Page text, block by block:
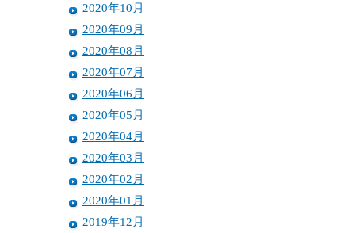
2020年10月
2020年09月
2020年08月
2020年07月
2020年06月
2020年05月
2020年04月
2020年03月
2020年02月
2020年01月
2019年12月